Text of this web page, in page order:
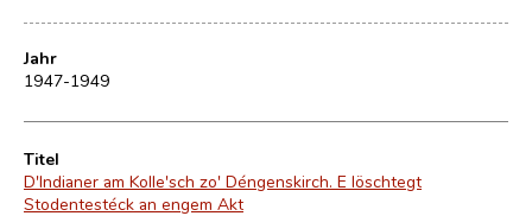
Jahr
1947-1949
Titel
D'Indianer am Kolle'sch zo' Déngenskirch. E löschtegt
Stodentestéck an engem Akt